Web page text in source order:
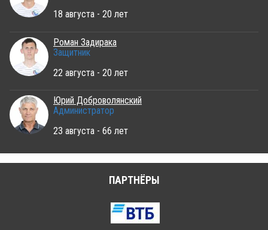
18 августа - 20 лет
Роман Задирака
Защитник
22 августа - 20 лет
Юрий Доброволянский
Администратор
23 августа - 66 лет
ПАРТНЁРЫ